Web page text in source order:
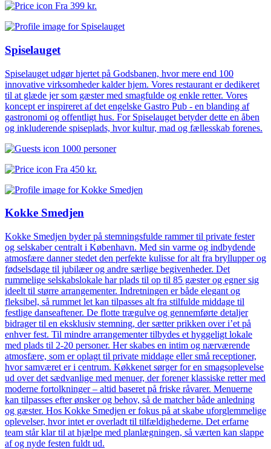
Fra 399 kr.
Spiselauget
Spiselauget udgør hjertet på Godsbanen, hvor mere end 100
innovative virksomheder kalder hjem. Vores restaurant er dedikeret
til at glæde jer som gæster med smagfulde og enkle retter. Vores
koncept er inspireret af det engelske Gastro Pub - en blanding af
gastronomi og offentligt hus. For Spiselauget betyder dette en åben
og inkluderende spiseplads, hvor kultur, mad og fællesskab forenes.
1000 personer
Fra 450 kr.
Kokke Smedjen
Kokke Smedjen byder på stemningsfulde rammer til private fester
og selskaber centralt i København. Med sin varme og indbydende
atmosfære danner stedet den perfekte kulisse for alt fra bryllupper og
fødselsdage til jubilæer og andre særlige begivenheder. Det
rummelige selskabslokale har plads til op til 85 gæster og egner sig
ideelt til større arrangementer. Indretningen er både elegant og
fleksibel, så rummet let kan tilpasses alt fra stilfulde middage til
festlige danseaftener. De flotte trægulve og gennemførte detaljer
bidrager til en eksklusiv stemning, der sætter prikken over i’et på
enhver fest. Til mindre arrangementer tilbydes et hyggeligt lokale
med plads til 2-20 personer. Her skabes en intim og nærværende
atmosfære, som er oplagt til private middage eller små receptioner,
hvor samværet er i centrum. Køkkenet sørger for en smagsoplevelse
ud over det sædvanlige med menuer, der forener klassiske retter med
moderne fortolkninger – altid baseret på friske råvarer. Menuerne
kan tilpasses efter ønsker og behov, så de matcher både anledning
og gæster. Hos Kokke Smedjen er fokus på at skabe uforglemmelige
oplevelser, hvor intet er overladt til tilfældighederne. Det erfarne
team står klar til at hjælpe med planlægningen, så værten kan slappe
af og nyde festen fuldt ud.